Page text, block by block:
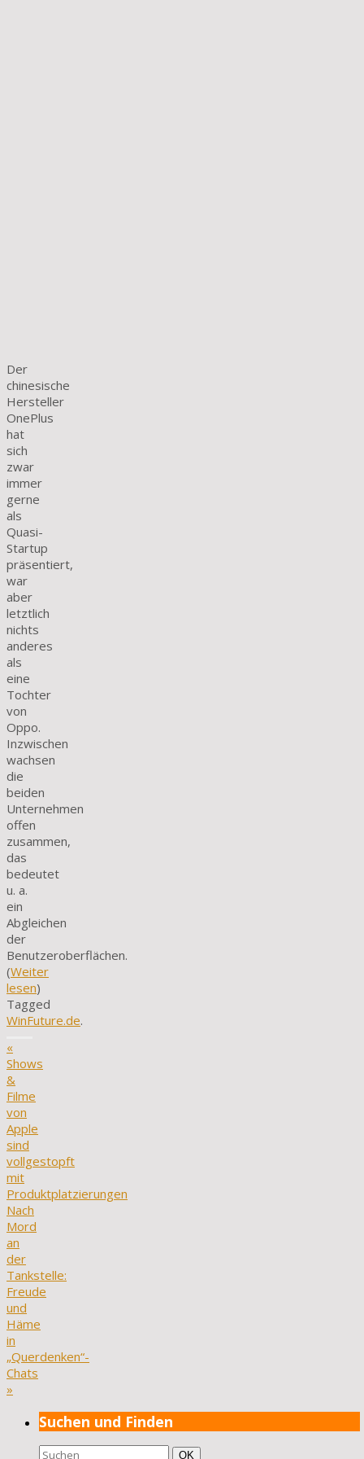
Der
chinesische
Hersteller
OnePlus
hat
sich
zwar
immer
gerne
als
Quasi-
Startup
präsentiert,
war
aber
letztlich
nichts
anderes
als
eine
Tochter
von
Oppo.
Inzwischen
wachsen
die
beiden
Unternehmen
offen
zusammen,
das
bedeutet
u. a.
ein
Abgleichen
der
Benutzeroberflächen.
(Weiter
lesen)
Tagged
WinFuture.de.
«
Shows
&
Filme
von
Apple
sind
vollgestopft
mit
Produktplatzierungen
Nach
Mord
an
der
Tankstelle:
Freude
und
Häme
in
„Querdenken“-
Chats
»
Suchen und Finden
Suchen
Suchen
OK